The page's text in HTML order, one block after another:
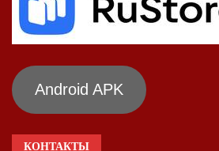
Android APK
КОНТАКТЫ